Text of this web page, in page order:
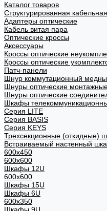
Каталог товаров
Структурированная
Адаптеры оптические
Кабель витая пара
Оптические кроссы
Аксессуары
Кроссы оптические
Кроссы оптические
Патч-панели
Шнур коммутационный
Шнуры оптические
Шнуры оптические
Шкафы
Cерия LITE
Cерия BASIS
Cерия KEYS
Трехсекционные (откидные)
Встраиваемый настенный
600x450
600x600
Шкафы 12U
600x600
Шкафы 15U
Шкафы 6U
600x350